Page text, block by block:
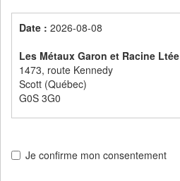
Date : 2026-08-08
Les Métaux Garon et Racine Ltée
1473, route Kennedy
Scott (Québec)
G0S 3G0
CONTEXTE
Je confirme mon consentement